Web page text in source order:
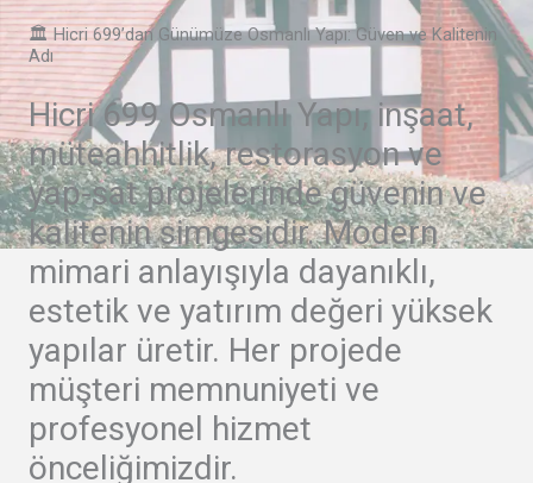
🏛️ Hicri 699’dan Günümüze Osmanlı Yapı: Güven ve Kalitenin
Adı
Hicri 699 Osmanlı Yapı, inşaat,
müteahhitlik, restorasyon ve
yap-sat projelerinde güvenin ve
kalitenin simgesidir. Modern
mimari anlayışıyla dayanıklı,
estetik ve yatırım değeri yüksek
yapılar üretir. Her projede
müşteri memnuniyeti ve
profesyonel hizmet
önceliğimizdir.